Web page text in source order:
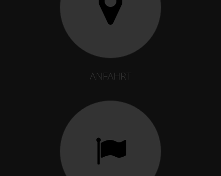
ANFAHRT